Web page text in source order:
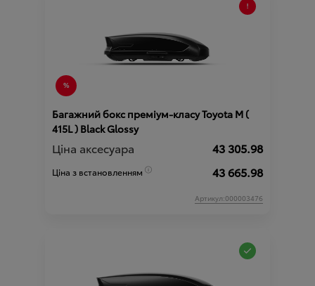
Багажний бокс преміум-класу Toyota М (
415L ) Black Glossy
Ціна аксесуара 43 305.98
Ціна з встановленням 43 665.98
Артикул:000003476